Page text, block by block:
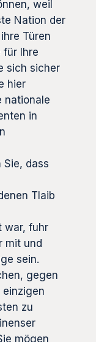
weil
Nation der
Türen
für Ihre
sich sicher
hier
nationale
in
Sie, dass
Tlaib
war, fuhr
mit und
sein.
gegen
zu
mögen